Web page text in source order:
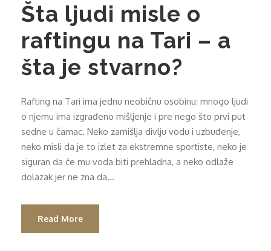
Šta ljudi misle o
raftingu na Tari – a
šta je stvarno?
Rafting na Tari ima jednu neobičnu osobinu: mnogo ljudi
o njemu ima izgrađeno mišljenje i pre nego što prvi put
sedne u čamac. Neko zamišlja divlju vodu i uzbuđenje,
neko misli da je to izlet za ekstremne sportiste, neko je
siguran da će mu voda biti prehladna, a neko odlaže
dolazak jer ne zna da...
Read More